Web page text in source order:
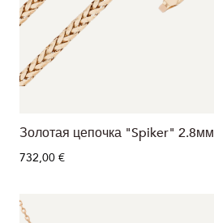
Золотая цепочка "Spiker" 2.8мм
732,00 €